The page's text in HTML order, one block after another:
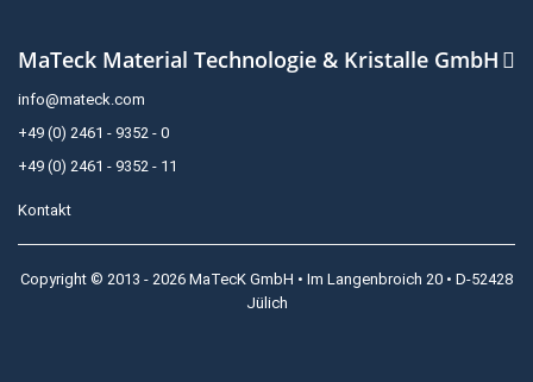
MaTeck Material Technologie & Kristalle GmbH
info@mateck.com
+49 (0) 2461 - 9352 - 0
+49 (0) 2461 - 9352 - 11
Kontakt
Copyright © 2013 - 2026 MaTecK GmbH • Im Langenbroich 20 • D-52428
Jülich